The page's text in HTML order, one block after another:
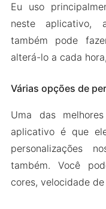
Eu uso
neste aplicativo,
também pode
alterá-lo a cada
Várias opções de
Uma das
aplicativo é que
personalizações
também. Você
cores, velocidade